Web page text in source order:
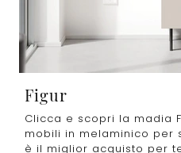
Figur
Clicca e scopri la madia
mobili in melaminico per
è il miglior acquisto per